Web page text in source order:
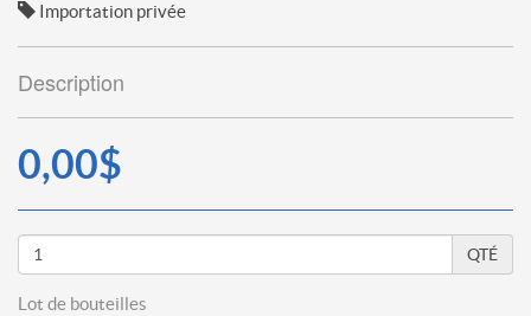
Importation privée
Description
0,00$
QTÉ
Lot de bouteilles